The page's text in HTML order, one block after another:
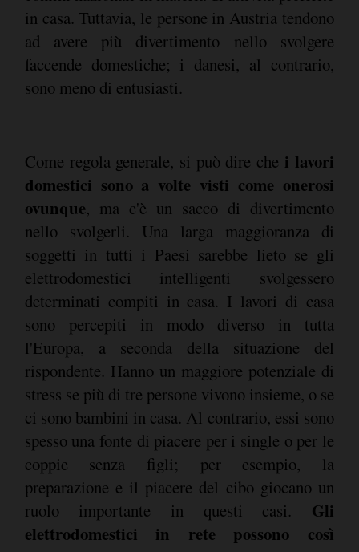
in casa. Tuttavia, le persone in Austria tendono
ad avere più divertimento nello svolgere
faccende domestiche; i danesi, al contrario,
sono meno di entusiasti.
Come regola generale, si può dire che i lavori
domestici sono a volte visti come onerosi
ovunque, ma c'è un sacco di divertimento
nello svolgerli. Una larga maggioranza di
soggetti in tutti i Paesi sarebbe lieto se gli
elettrodomestici intelligenti svolgessero
determinati compiti in casa. I lavori di casa
sono percepiti in modo diverso in tutta
l'Europa, a seconda della situazione del
rispondente. Hanno un maggiore potenziale di
stress se più di tre persone vivono insieme, o se
ci sono bambini in casa. Al contrario, essi sono
spesso una fonte di piacere per i single o per le
coppie senza figli; per esempio, la
preparazione e il piacere del cibo giocano un
ruolo importante in questi casi. Gli
elettrodomestici in rete possono così